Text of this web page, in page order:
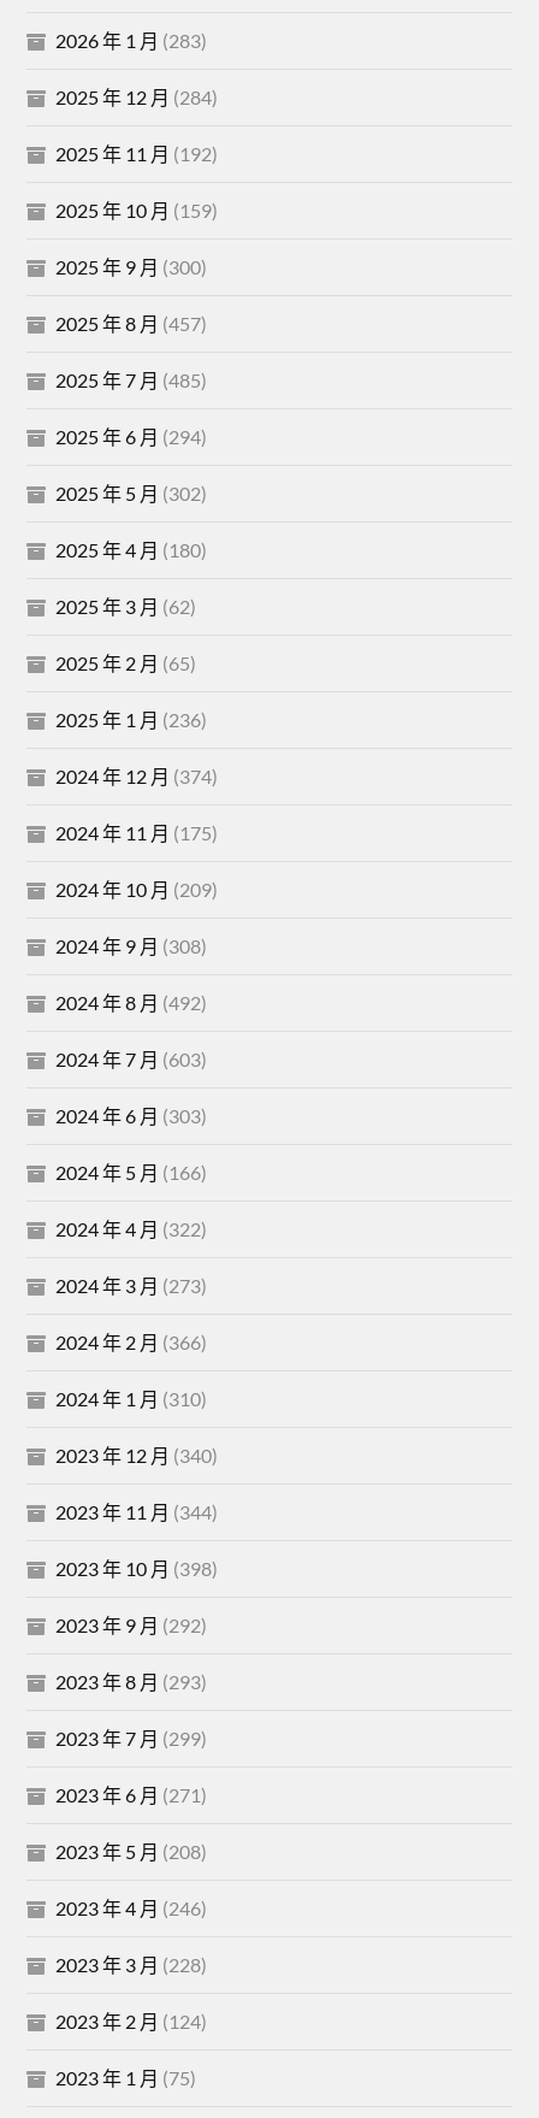
2026 年 1 月 (283)
2025 年 12 月 (284)
2025 年 11 月 (192)
2025 年 10 月 (159)
2025 年 9 月 (300)
2025 年 8 月 (457)
2025 年 7 月 (485)
2025 年 6 月 (294)
2025 年 5 月 (302)
2025 年 4 月 (180)
2025 年 3 月 (62)
2025 年 2 月 (65)
2025 年 1 月 (236)
2024 年 12 月 (374)
2024 年 11 月 (175)
2024 年 10 月 (209)
2024 年 9 月 (308)
2024 年 8 月 (492)
2024 年 7 月 (603)
2024 年 6 月 (303)
2024 年 5 月 (166)
2024 年 4 月 (322)
2024 年 3 月 (273)
2024 年 2 月 (366)
2024 年 1 月 (310)
2023 年 12 月 (340)
2023 年 11 月 (344)
2023 年 10 月 (398)
2023 年 9 月 (292)
2023 年 8 月 (293)
2023 年 7 月 (299)
2023 年 6 月 (271)
2023 年 5 月 (208)
2023 年 4 月 (246)
2023 年 3 月 (228)
2023 年 2 月 (124)
2023 年 1 月 (75)